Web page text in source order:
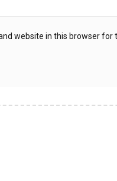
website in this browser for